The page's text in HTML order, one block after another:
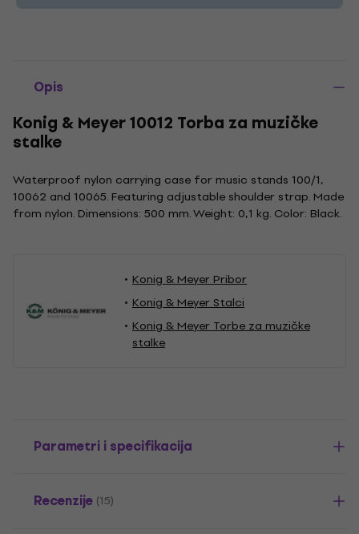
Opis
Konig & Meyer 10012 Torba za muzičke
stalke
Waterproof nylon carrying case for music stands 100/1,
10062 and 10065. Featuring adjustable shoulder strap. Made
from nylon. Dimensions: 500 mm. Weight: 0,1 kg. Color: Black.
Konig & Meyer Pribor
Konig & Meyer Stalci
Konig & Meyer Torbe za muzičke
stalke
Parametri i specifikacija
Recenzije (15)